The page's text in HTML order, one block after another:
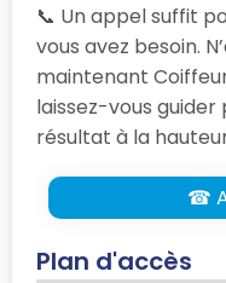
📞 Un appel suffit
vous avez besoin.
maintenant
laissez-vous
résultat à la
☎
Plan d'accès